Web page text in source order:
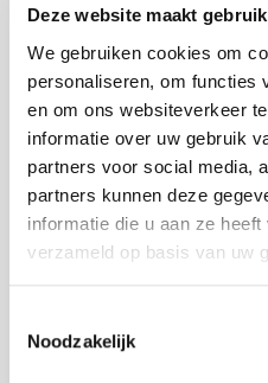
Deze website maakt
We gebruiken cookies om
personaliseren, om functies
en om ons websiteverkeer
informatie over uw gebruik
partners voor social media,
partners kunnen deze
informatie die u aan ze
verzameld op basis van uw
Noodzakelijk
Vergelijkbare uitjes
Positiviteit!